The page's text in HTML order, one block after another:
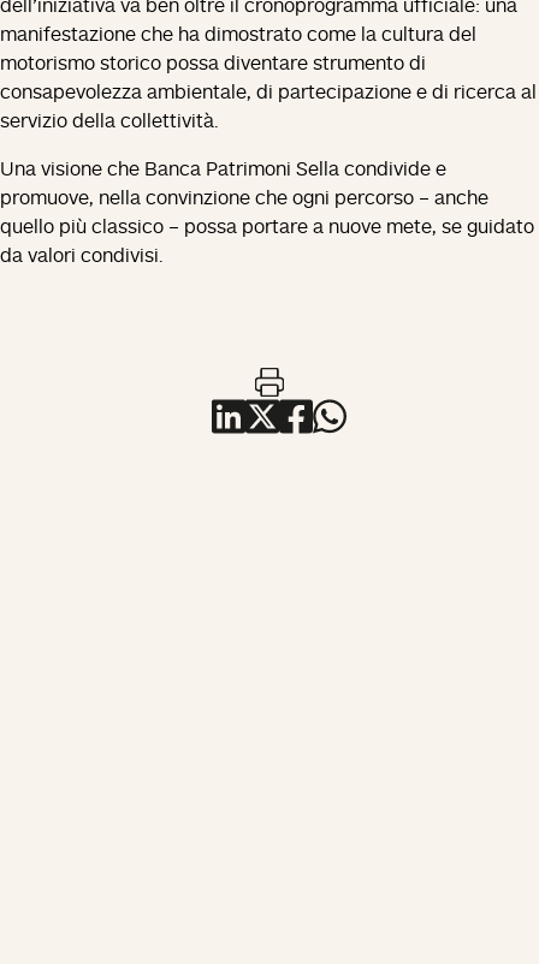
dell’iniziativa va ben oltre il cronoprogramma ufficiale: una
manifestazione che ha dimostrato come la cultura del
motorismo storico possa diventare strumento di
consapevolezza ambientale, di partecipazione e di ricerca al
servizio della collettività.
Una visione che Banca Patrimoni Sella condivide e
promuove, nella convinzione che ogni percorso – anche
quello più classico – possa portare a nuove mete, se guidato
da valori condivisi.